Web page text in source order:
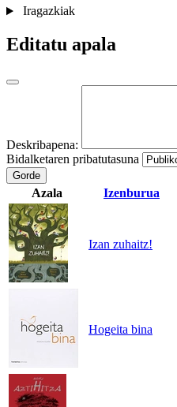
Iragazkiak
Editatu apala
Deskribapena:
Bidalketaren pribatutasuna
Gorde
Azala Izenburua
Izan zuhaitz!
Hogeita bina